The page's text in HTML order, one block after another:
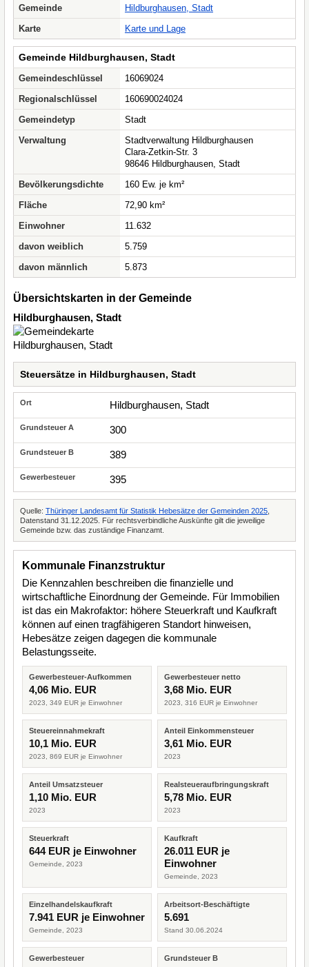
Gemeinde
Hildburghausen, Stadt
Karte
Karte und Lage
Gemeinde Hildburghausen, Stadt
Gemeindeschlüssel
16069024
Regionalschlüssel
160690024024
Gemeindetyp
Stadt
Verwaltung
Stadtverwaltung Hildburghausen
Clara-Zetkin-Str. 3
98646 Hildburghausen, Stadt
Bevölkerungsdichte
160 Ew. je km²
Fläche
72,90 km²
Einwohner
11.632
davon weiblich
5.759
davon männlich
5.873
Übersichtskarten in der Gemeinde
Hildburghausen, Stadt
Steuersätze in Hildburghausen, Stadt
Hildburghausen, Stadt
300
389
395
Quelle: Thüringer Landesamt für Statistik Hebesätze der Gemeinden 2025
Datenstand 31.12.2025. Für rechtsverbindliche Auskünfte gilt die jeweilige
Gemeinde bzw. das zuständige Finanzamt.
Kommunale Finanzstruktur
Die Kennzahlen beschreiben die finanzielle und
wirtschaftliche Einordnung der Gemeinde. Für Immobilien
ist das ein Makrofaktor: höhere Steuerkraft und Kaufkraft
können auf einen tragfähigeren Standort hinweisen,
Hebesätze zeigen dagegen die kommunale
Belastungsseite.
Gewerbesteuer-Aufkommen
4,06 Mio. EUR
2023, 349 EUR je Einwohner
Gewerbesteuer netto
3,68 Mio. EUR
2023, 316 EUR je Einwohner
Steuereinnahmekraft
10,1 Mio. EUR
2023, 869 EUR je Einwohner
Anteil Einkommensteuer
3,61 Mio. EUR
2023
Anteil Umsatzsteuer
1,10 Mio. EUR
2023
Realsteueraufbringungskraft
5,78 Mio. EUR
2023
Steuerkraft
644 EUR je Einwohner
Gemeinde, 2023
Kaufkraft
26.011 EUR je
Einwohner
Gemeinde, 2023
Einzelhandelskaufkraft
7.941 EUR je Einwohner
Gemeinde, 2023
Arbeitsort-Beschäftigte
5.691
Stand 30.06.2024
Gewerbesteuer Grundsteuer B